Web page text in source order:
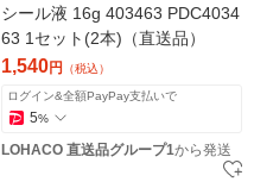
シール液 16g 403463 PDC4034
63 1セット(2本)（直送品）
1,540円 （税込）
ログイン&全額PayPay支払いで
5%
LOHACO 直送品グループ1から発送